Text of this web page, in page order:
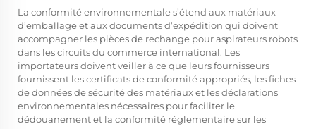
La conformité environnementale s’étend aux matériaux
d’emballage et aux documents d’expédition qui doivent
accompagner les pièces de rechange pour aspirateurs robots
dans les circuits du commerce international. Les
importateurs doivent veiller à ce que leurs fournisseurs
fournissent les certificats de conformité appropriés, les fiches
de données de sécurité des matériaux et les déclarations
environnementales nécessaires pour faciliter le
dédouanement et la conformité réglementaire sur les